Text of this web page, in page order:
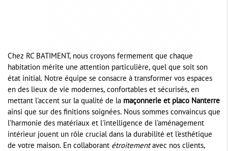
Chez RC BATIMENT, nous croyons fermement que chaque
habitation mérite une attention particulière, quel que soit son
état initial. Notre équipe se consacre à transformer vos espaces
en des lieux de vie modernes, confortables et sécurisés, en
mettant l'accent sur la qualité de la maçonnerie et placo Nanterre
ainsi que sur des finitions soignées. Nous sommes convaincus que
l'harmonie des matériaux et l'intelligence de l'aménagement
intérieur jouent un rôle crucial dans la durabilité et l'esthétique
de votre maison. En collaborant étroitementavec nos clients,